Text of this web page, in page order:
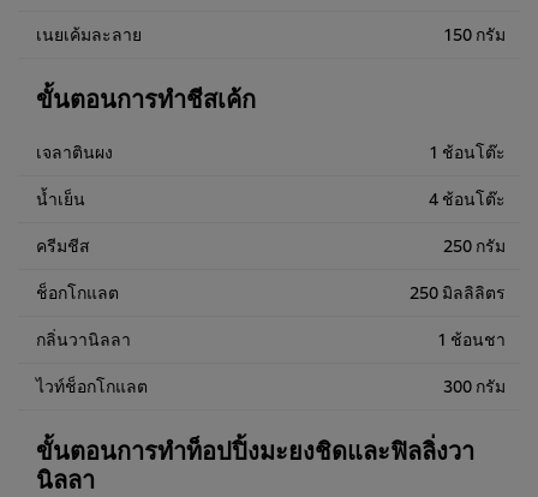
เนยเค้มละลาย 150 กรัม
ขั้นตอนการทำชีสเค้ก
เจลาตินผง 1 ช้อนโต๊ะ
น้ำเย็น 4 ช้อนโต๊ะ
ครีมชีส 250 กรัม
ช็อกโกแลต 250 มิลลิลิตร
กลิ่นวานิลลา 1 ช้อนชา
ไวท์ช็อกโกแลต 300 กรัม
ขั้นตอนการทำท็อปปิ้งมะยงชิดและฟิลลิ่งวา
นิลลา